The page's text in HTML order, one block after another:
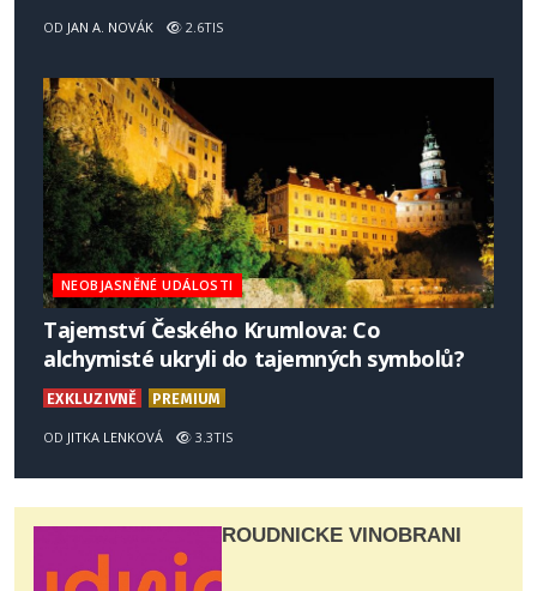
OD JAN A. NOVÁK 2.6TIS
NEOBJASNĚNÉ UDÁLOSTI
Tajemství Českého Krumlova: Co
alchymisté ukryli do tajemných symbolů?
EXKLUZIVNĚ PREMIUM
OD JITKA LENKOVÁ 3.3TIS
ROUDNICKÉ VINOBRANÍ